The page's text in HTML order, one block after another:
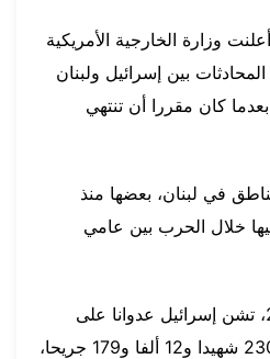
وزارة الخارجية الأمريكية
بين إسرائيل ولبنان
كان مقررا أن تنتهي
في لبنان، بعضها منذ
خلال الحرب بين عامي
ومنذ 2 مارس/ آذار 2026، تشن إسرائيل عدوانا على
لبنان أسفر عن 4 آلاف و230 شهيدا و12 ألفا و179 جريحا،